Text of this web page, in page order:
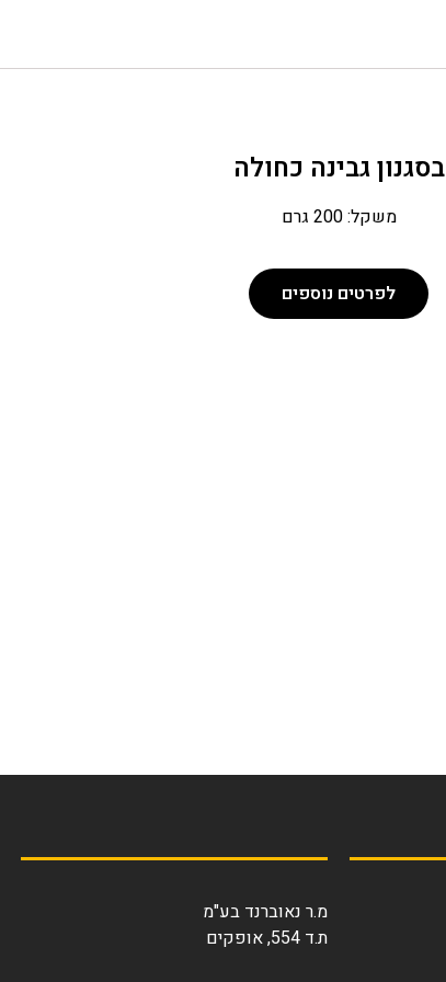
בסגנון גבינה כחולה
משקל: 200 גרם
לפרטים נוספים
מ.ר נאוברנד בע"מ
ת.ד 554, אופקים